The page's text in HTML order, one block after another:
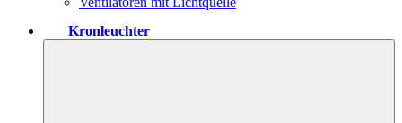
Kronleuchter